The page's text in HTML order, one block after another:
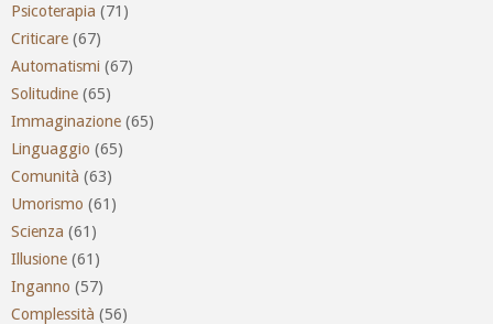
Psicoterapia (71)
Criticare (67)
Automatismi (67)
Solitudine (65)
Immaginazione (65)
Linguaggio (65)
Comunità (63)
Umorismo (61)
Scienza (61)
Illusione (61)
Inganno (57)
Complessità (56)